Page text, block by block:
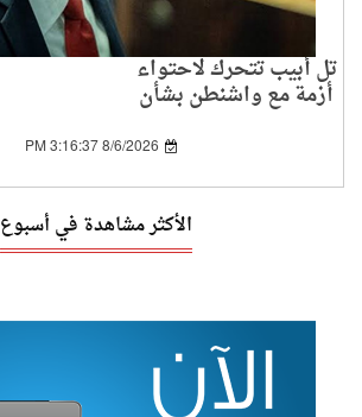
تل أبيب تتحرك لاحتواء
أزمة مع واشنطن بشأن
اتفاق غزة
8/6/2026 3:16:37 PM
الأكثر مشاهدة في أسبوع